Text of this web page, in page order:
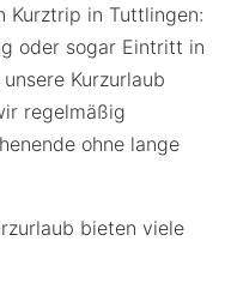
Kurztrip in Tuttlingen:
oder sogar Eintritt in
Kurzurlaub
regelmäßig
ohne lange
bieten viele